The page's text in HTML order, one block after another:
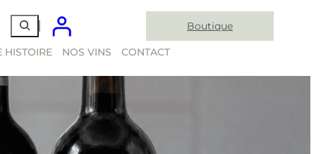
Boutique
HISTOIRE NOS VINS CONTACT